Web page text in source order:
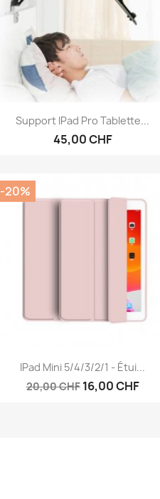
Aperçu rapide
Support IPad Pro Tablette...
45,00 CHF
Aperçu rapide
IPad Mini 5/4/3/2/1 - Étui...
20,00 CHF 16,00 CHF
-20%